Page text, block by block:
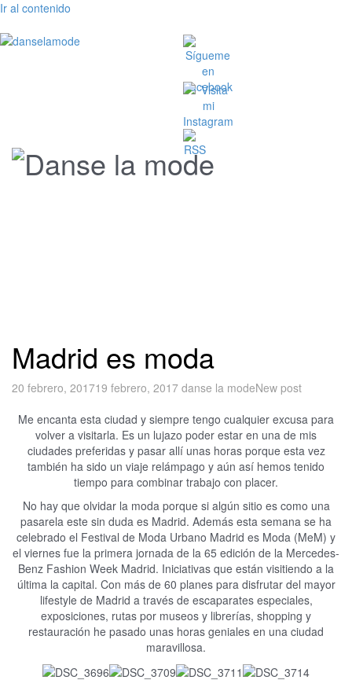
Ir al contenido
Madrid es moda
20 febrero, 201719 febrero, 2017 danse la modeNew post
Me encanta esta ciudad y siempre tengo cualquier excusa para
volver a visitarla. Es un lujazo poder estar en una de mis
ciudades preferidas y pasar allí unas horas porque esta vez
también ha sido un viaje relámpago y aún así hemos tenido
tiempo para combinar trabajo con placer.
No hay que olvidar la moda porque si algún sitio es como una
pasarela este sin duda es Madrid. Además esta semana se ha
celebrado el Festival de Moda Urbano Madrid es Moda (MeM) y
el viernes fue la primera jornada de la 65 edición de la Mercedes-
Benz Fashion Week Madrid. Iniciativas que están visitiendo a la
última la capital. Con más de 60 planes para disfrutar del mayor
lifestyle de Madrid a través de escaparates especiales,
exposiciones, rutas por museos y librerías, shopping y
restauración he pasado unas horas geniales en una ciudad
maravillosa.